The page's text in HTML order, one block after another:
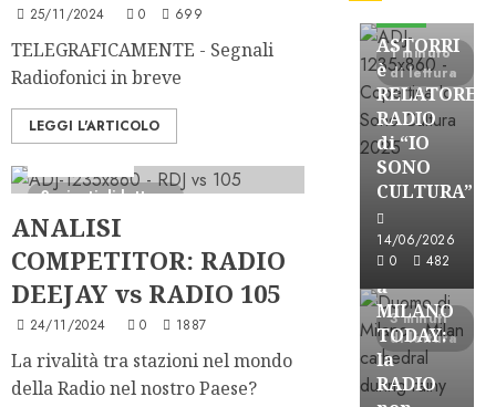
25/11/2024 0 699
TELEGRAFICAMENTE - Segnali
Radiofonici in breve
LEGGI L'ARTICOLO
2 minuti di lettura
ANALISI
COMPETITOR: RADIO
DEEJAY vs RADIO 105
24/11/2024 0 1887
La rivalità tra stazioni nel mondo
della Radio nel nostro Paese?
1 minuto
di lettura
ASTORRI
è
RELATORE
RADIO
di “IO
SONO
CULTURA”
14/06/2026
0
482
3 minuti
di lettura
FREE
ASTORRI
a
MILANO
TODAY:
la
RADIO